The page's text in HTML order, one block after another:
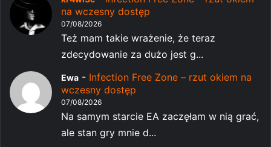
na wczesny dostęp
07/08/2026
Też mam takie wrażenie, że teraz
zdecydowanie za dużo jest g...
Ewa - Infection Free Zone – rzut okiem na
wczesny dostęp
07/08/2026
Na samym starcie EA zaczęłam w nią grać,
ale stan gry mnie d...